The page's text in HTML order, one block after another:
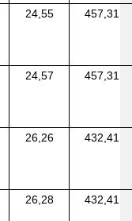
24,55 457,31
24,57 457,31
26,26 432,41
26,28 432,41